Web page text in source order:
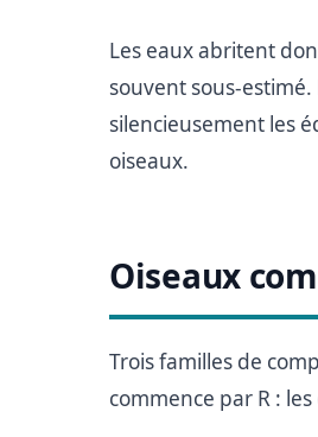
Les eaux abritent
souvent sous-
silencieusement les
oiseaux.
Oiseaux
Trois familles de
commence par R :